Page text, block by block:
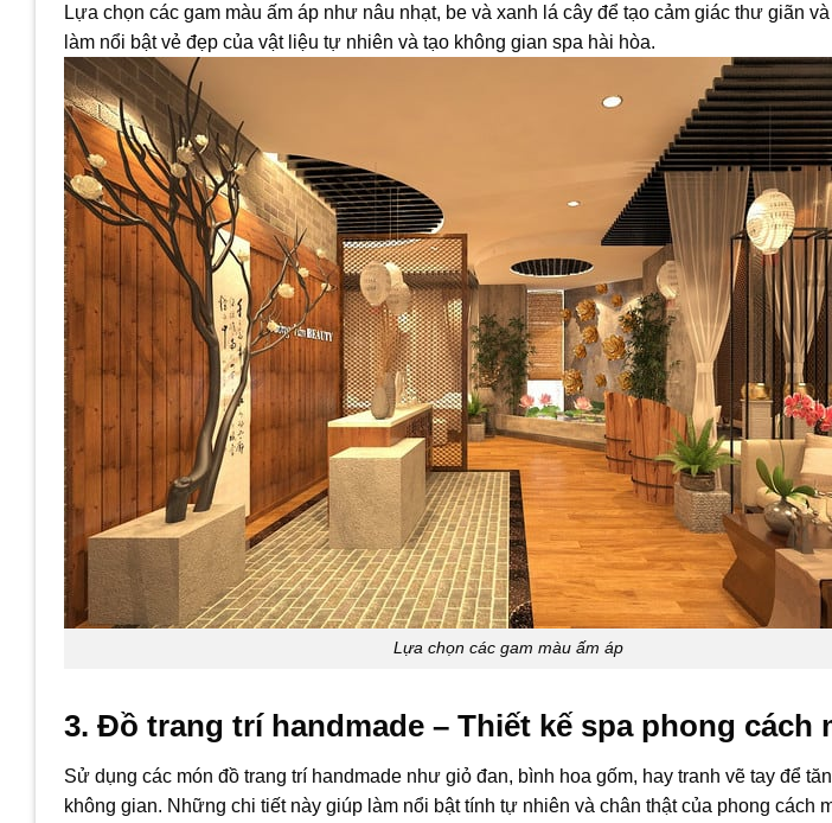
Lựa chọn các gam màu ấm áp như nâu nhạt, be và xanh lá cây để tạo cảm giác thư giãn
làm nổi bật vẻ đẹp của vật liệu tự nhiên và tạo không gian spa hài hòa.
Lựa chọn các gam màu ấm áp
3. Đồ trang trí handmade – Thiết kế spa phong cách
Sử dụng các món đồ trang trí handmade như giỏ đan, bình hoa gốm, hay tranh vẽ tay để
không gian. Những chi tiết này giúp làm nổi bật tính tự nhiên và chân thật của phong cách